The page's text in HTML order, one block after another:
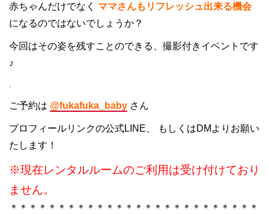
赤ちゃんだけでなく ママさんもリフレッシュ出来る機会
になるのではないでしょうか？
今回はその姿を残すことのできる、撮影付きイベントです
♪
.
ご予約は @fukafuka_baby さん
プロフィールリンクの公式LINE、 もしくはDMよりお願い
たします！
※現在レンタルルームのご利用は受け付けており
ません。
＊＊＊＊＊＊＊＊＊＊＊＊＊＊＊＊＊＊＊＊＊＊＊＊＊＊